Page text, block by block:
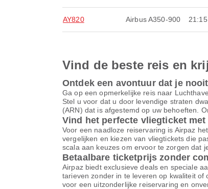
AY820 Airbus A350-900 21:15
Vind de beste reis en
Ontdek een avontuur dat je
Ga op een opmerkelijke reis naar
Stel u voor dat u door levendige straten
(ARN) dat is afgestemd op uw behoeften.
Vind het perfecte vliegticket met
Voor een naadloze reiservaring is Airpaz
vergelijken en kiezen van vliegtickets die
scala aan keuzes om ervoor te zorgen dat
Betaalbare ticketprijs zonder
Airpaz biedt exclusieve deals en speciale
tarieven zonder in te leveren op kwaliteit
voor een uitzonderlijke reiservaring en